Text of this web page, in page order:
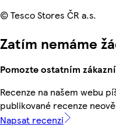
© Tesco Stores ČR a.s.
Zatím nemáme
Pomozte ostatním
Recenze na našem webu
publikované recenze
Napsat recenzi